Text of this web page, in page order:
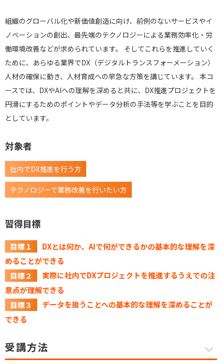
組織のグローバル化や新価値創造に向け、前例のないサービスやイ
ノベーションの創出、最先端のテクノロジーによる業務効率化・労
働環境改善などが求められています。 そしてこれらを推進していく
ために、あらゆる業界でDX（デジタルトランスフォーメーション）
人材の確保に動き、人材育成への早急な方策を講じています。 本コ
ースでは、DXやAIへの理解を深めると共に、DX推進プロジェクトを
円滑にするためのポイントやデータ分析の手法等を学ぶことを目的
としています。
対象者
社内でDX推進を行う方
テクノロジーで業務改善を行いたい方
習得目標
目標１
DXとは何か、AIで何ができるかの基本的な理解を深
めることができる
目標２
実際に社内でDXプロジェクトを推進するうえでの注
意点が理解できる
目標３
データを扱うことへの基本的な理解を深めることが
できる
受講方法